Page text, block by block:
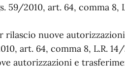
59/2010, art. 64, comma 8,
rilascio nuove
art. 64, comma 8, L.R. 14/
autorizzazioni e